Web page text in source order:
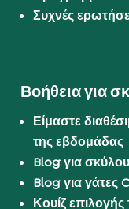
Συχνές
Βοήθεια για
Είμαστε
της εβδομάδας
Blog για
Blog για γάτες
Κουίζ